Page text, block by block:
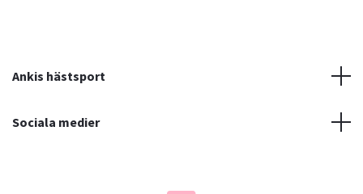
Ankis hästsport
Sociala medier